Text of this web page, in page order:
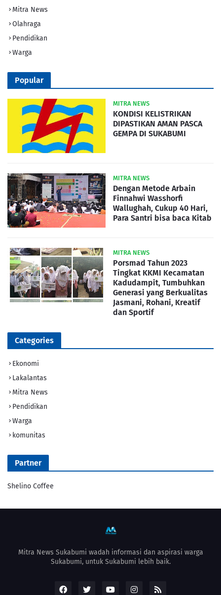
Mitra News
Olahraga
Pendidikan
Warga
Popular
MITRA NEWS
KONDISI KELISTRIKAN
DIPASTIKAN AMAN PASCA
GEMPA DI SUKABUMI
MITRA NEWS
Dengan Metode Arbain
Finnahwi Wasshorfi
Wallughah, Cukup 40 Hari,
Para Santri bisa baca Kitab
MITRA NEWS
Porsmad Tahun 2023
Tingkat KKMI Kecamatan
Kadudampit, Tumbuhkan
Generasi yang Berkualitas
Jasmani, Rohani, Kreatif
dan Sportif
Categories
Ekonomi
Lakalantas
Mitra News
Pendidikan
Warga
komunitas
Partner
Shelino Coffee
Mitra News Sukabumi wadah informasi dan aspirasi warga
Sukabumi, untuk Sukabumi lebih baik.